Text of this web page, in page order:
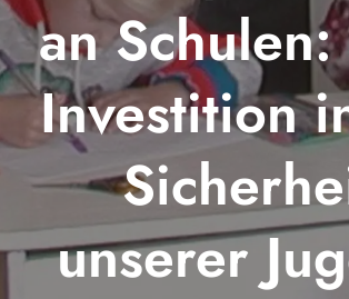
an
Investition
unserer